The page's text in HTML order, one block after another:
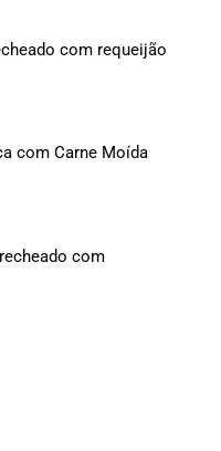
com requeijão
com Carne Moída
com